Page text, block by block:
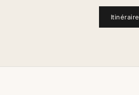
Itinéraire